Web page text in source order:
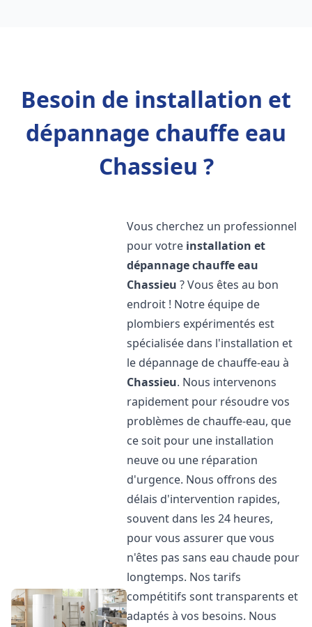
Besoin de installation et
dépannage chauffe eau
Chassieu ?
Vous cherchez un professionnel
pour votre installation et
dépannage chauffe eau
Chassieu ? Vous êtes au bon
endroit ! Notre équipe de
plombiers expérimentés est
spécialisée dans l'installation et
le dépannage de chauffe-eau à
Chassieu. Nous intervenons
rapidement pour résoudre vos
problèmes de chauffe-eau, que
ce soit pour une installation
neuve ou une réparation
d'urgence. Nous offrons des
délais d'intervention rapides,
souvent dans les 24 heures,
pour vous assurer que vous
n'êtes pas sans eau chaude pour
longtemps. Nos tarifs
compétitifs sont transparents et
adaptés à vos besoins. Nous